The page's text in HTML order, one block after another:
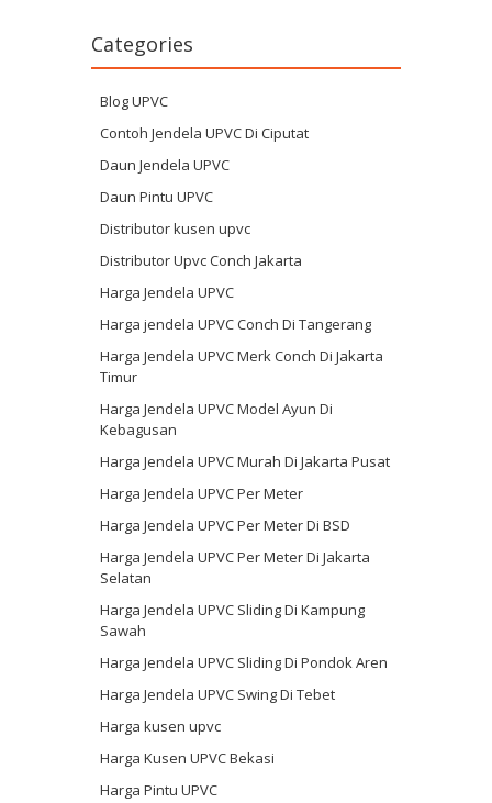
Categories
Blog UPVC
Contoh Jendela UPVC Di Ciputat
Daun Jendela UPVC
Daun Pintu UPVC
Distributor kusen upvc
Distributor Upvc Conch Jakarta
Harga Jendela UPVC
Harga jendela UPVC Conch Di Tangerang
Harga Jendela UPVC Merk Conch Di Jakarta
Timur
Harga Jendela UPVC Model Ayun Di
Kebagusan
Harga Jendela UPVC Murah Di Jakarta Pusat
Harga Jendela UPVC Per Meter
Harga Jendela UPVC Per Meter Di BSD
Harga Jendela UPVC Per Meter Di Jakarta
Selatan
Harga Jendela UPVC Sliding Di Kampung
Sawah
Harga Jendela UPVC Sliding Di Pondok Aren
Harga Jendela UPVC Swing Di Tebet
Harga kusen upvc
Harga Kusen UPVC Bekasi
Harga Pintu UPVC